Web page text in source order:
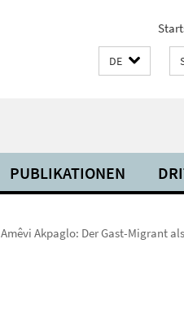
DE
PUBLIKATIONEN
Amêvi Akpaglo: Der Gast-Migrant